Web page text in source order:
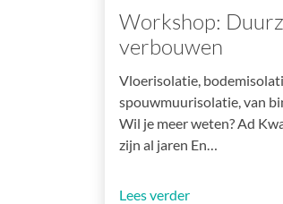
Workshop:
verbouwen
Vloerisolatie,
spouwmuurisolatie, van
Wil je meer weten? Ad
zijn al jaren En…
Lees verder